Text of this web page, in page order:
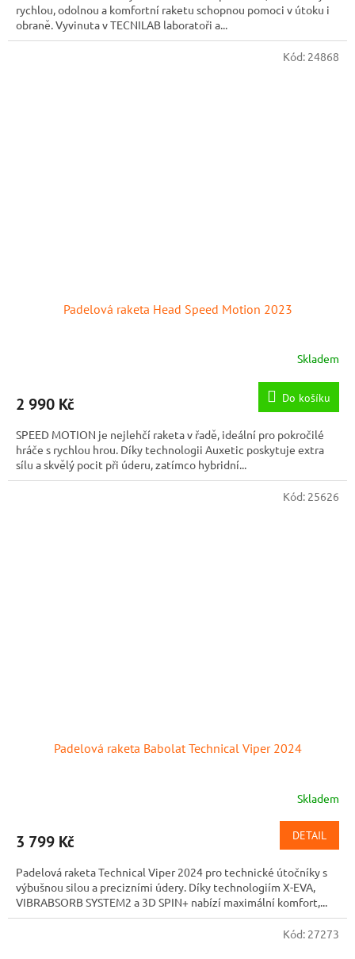
rychlou, odolnou a komfortní raketu schopnou pomoci v útoku i
obraně. Vyvinuta v TECNILAB laboratoři a...
Padelová raketa Head Speed Motion 2023
Skladem
2 990 Kč Do košíku
SPEED MOTION je nejlehčí raketa v řadě, ideální pro pokročilé
hráče s rychlou hrou. Díky technologii Auxetic poskytuje extra
sílu a skvělý pocit při úderu, zatímco hybridní...
Kód: 24868
Padelová raketa Babolat Technical Viper 2024
Skladem
3 799 Kč DETAIL
Padelová raketa Technical Viper 2024 pro technické útočníky s
výbušnou silou a precizními údery. Díky technologiím X-EVA,
VIBRABSORB SYSTEM2 a 3D SPIN+ nabízí maximální komfort,...
Kód: 25626
Kód: 27273